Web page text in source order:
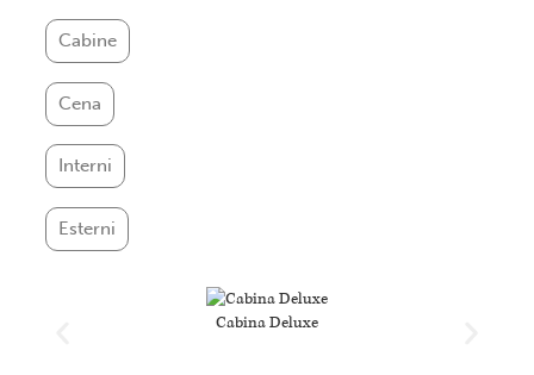
Cabine
Cena
Interni
Esterni
Cabina Deluxe